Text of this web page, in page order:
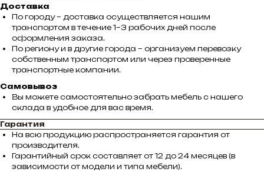
Доставка
По городу – доставка осуществляется нашим
транспортом в течение 1–3 рабочих дней после
оформления заказа.
По региону и в другие города – организуем перевозку
собственным транспортом или через проверенные
транспортные компании.
Самовывоз
Вы можете самостоятельно забрать мебель с нашего
склада в удобное для вас время.
Гарантия
На всю продукцию распространяется гарантия от
производителя.
Гарантийный срок составляет от 12 до 24 месяцев (в
зависимости от модели и типа мебели).